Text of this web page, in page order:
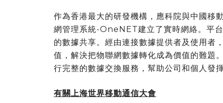
作為香港最大的研發機構，應科院與中國移
網管理系統-OneNET建立了實時網絡。平
的數據共享。經由連接數據提供者及使用者
值，解決把物聯網數據轉化成為價值的難題
行完整的數據交換服務，幫助公司和個人發
有關上海世界移動通信大會